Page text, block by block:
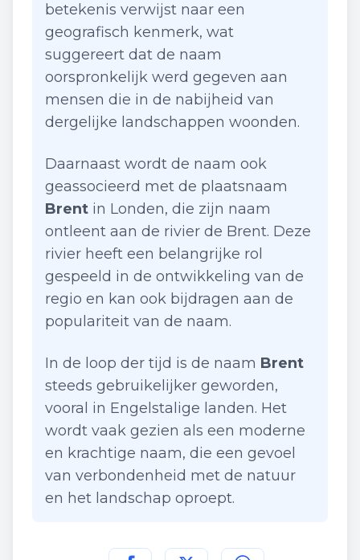
betekenis verwijst naar een
geografisch kenmerk, wat
suggereert dat de naam
oorspronkelijk werd gegeven aan
mensen die in de nabijheid van
dergelijke landschappen woonden.
Daarnaast wordt de naam ook
geassocieerd met de plaatsnaam
Brent in Londen, die zijn naam
ontleent aan de rivier de Brent. Deze
rivier heeft een belangrijke rol
gespeeld in de ontwikkeling van de
regio en kan ook bijdragen aan de
populariteit van de naam.
In de loop der tijd is de naam Brent
steeds gebruikelijker geworden,
vooral in Engelstalige landen. Het
wordt vaak gezien als een moderne
en krachtige naam, die een gevoel
van verbondenheid met de natuur
en het landschap oproept.